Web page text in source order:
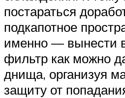
постараться
подкапотное
именно — вынести
фильтр как можно
днища, организуя
защиту от